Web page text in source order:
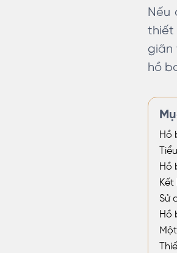
Nếu
thiết
giãn
hồ
Hồ
Hồ
Sử
Hồ